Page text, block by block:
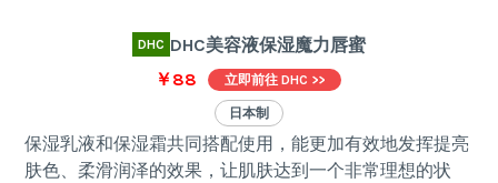
DHC DHC美容液保湿魔力唇蜜
￥88
立即前往 DHC >>
日本制
保湿乳液和保湿霜共同搭配使用，能更加有效地发挥提亮
肤色、柔滑润泽的效果，让肌肤达到一个非常理想的状